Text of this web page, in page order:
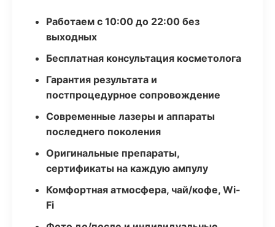
Работаем с 10:00 до 22:00 без
выходных
Бесплатная консультация косметолога
Гарантия результата и
постпроцедурное сопровождение
Современные лазеры и аппараты
последнего поколения
Оригинальные препараты,
сертификаты на каждую ампулу
Комфортная атмосфера, чай/кофе, Wi-
Fi